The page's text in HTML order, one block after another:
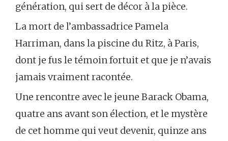
génération, qui sert de décor à la pièce.
La mort de l’ambassadrice Pamela
Harriman, dans la piscine du Ritz, à Paris,
dont je fus le témoin fortuit et que je n’avais
jamais vraiment racontée.
Une rencontre avec le jeune Barack Obama,
quatre ans avant son élection, et le mystère
de cet homme qui veut devenir, quinze ans